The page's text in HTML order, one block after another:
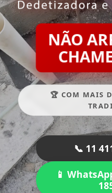
NÃO
🏆 COM MAIS
📞 11
📱